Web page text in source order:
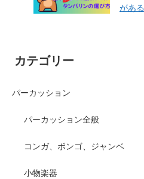
がある
カテゴリー
パーカッション
パーカッション全般
コンガ、ボンゴ、ジャンベ
小物楽器